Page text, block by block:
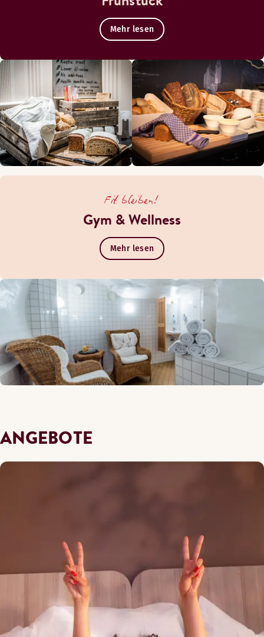
Mehr lesen
Fit bleiben!
Gym & Wellness
Mehr lesen
ANGEBOTE